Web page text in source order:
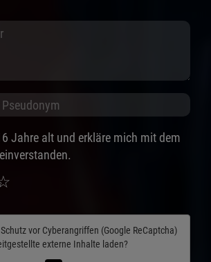
Jahre alt und erkläre mich mit dem
einverstanden.
Schutz vor Cyberangriffen (Google ReCaptcha)
externe Inhalte laden?